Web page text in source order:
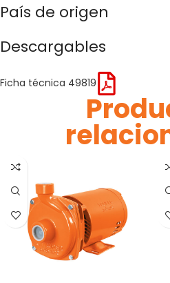
País de origen
Descargables
Ficha técnica 49819